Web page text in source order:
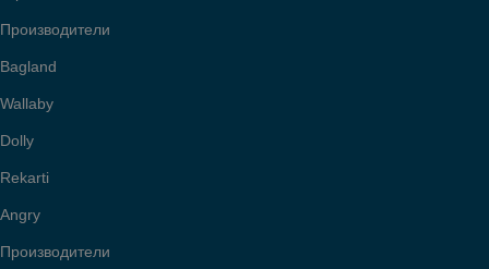
Производители
Bagland
Wallaby
Dolly
Rekarti
Angry
Производители